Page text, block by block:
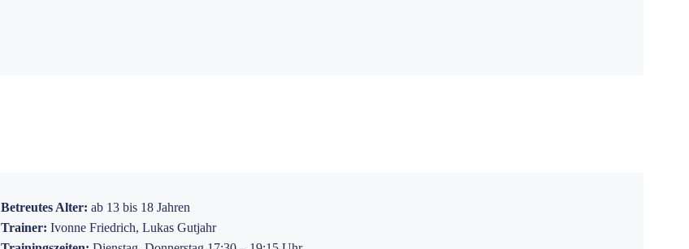
Betreutes Alter: ab 13 bis 18 Jahren
Trainer: Ivonne Friedrich, Lukas Gutjahr